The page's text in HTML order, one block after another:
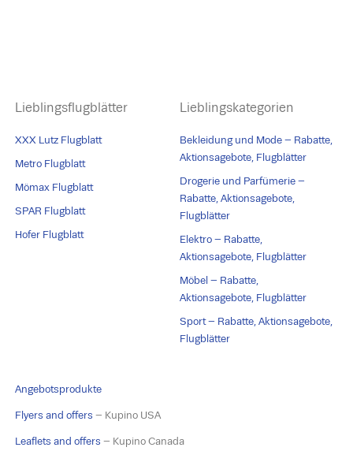
Lieblingsflugblätter
XXX Lutz Flugblatt
Metro Flugblatt
Mömax Flugblatt
SPAR Flugblatt
Hofer Flugblatt
Lieblingskategorien
Bekleidung und Mode – Rabatte,
Aktionsagebote, Flugblätter
Drogerie und Parfümerie –
Rabatte, Aktionsagebote,
Flugblätter
Elektro – Rabatte,
Aktionsagebote, Flugblätter
Möbel – Rabatte,
Aktionsagebote, Flugblätter
Sport – Rabatte, Aktionsagebote,
Flugblätter
Angebotsprodukte
Flyers and offers – Kupino USA
Leaflets and offers – Kupino Canada